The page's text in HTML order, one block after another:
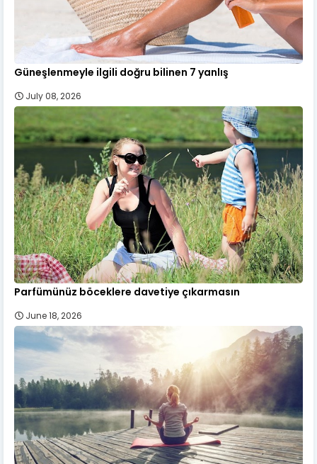
Güneşlenmeyle ilgili doğru bilinen 7 yanlış
July 08, 2026
Parfümünüz böceklere davetiye çıkarmasın
June 18, 2026